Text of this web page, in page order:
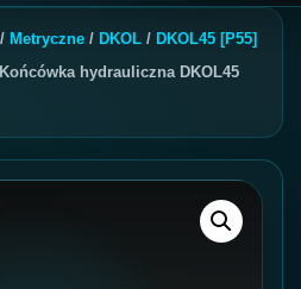
Metryczne / DKOL / DKOL45 [P55]
hydrauliczna DKOL45